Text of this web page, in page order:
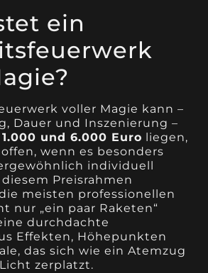
ein
voller Magie kann –
Dauer und Inszenierung –
1.000 und 6.000 Euro liegen,
wenn es besonders
individuell
Preisrahmen
meisten professionellen
nur „ein paar Raketen“
durchdachte
Effekten, Höhepunkten
das sich wie ein Atemzug
zerplatzt.